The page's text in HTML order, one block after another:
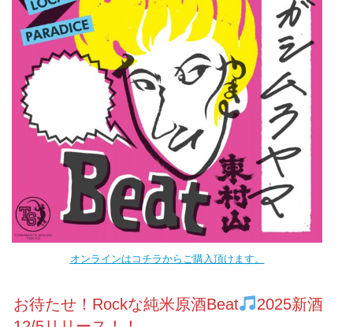
オンラインはコチラからご購入頂けます。
お待たせ！Rockな純米原酒Beat
2025新酒